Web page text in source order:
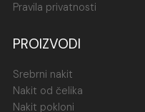
Pravila privatnosti
PROIZVODI
Srebrni nakit
Nakit od čelika
Nakit pokloni